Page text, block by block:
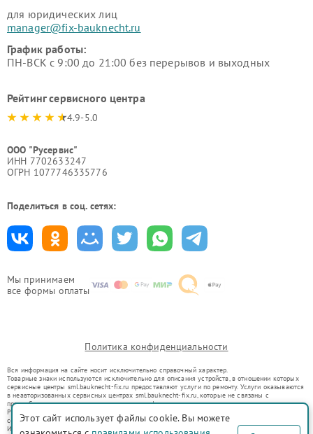
Мы принимаем
все формы оплаты
для юридических лиц
manager@fix-bauknecht.ru
График работы:
ПН-ВСК с 9:00 до 21:00 без перерывов и выходных
Рейтинг сервисного центра
4.9-5.0
ООО "Русервис"
ИНН 7702633247
ОГРН 1077746335776
Поделиться в соц. сетях:
Политика конфиденциальности
Вся информация на сайте носит исключительно справочный характер.
Товарные знаки используются исключительно для описания устройств, в отношении которых
сервисные центры sml.bauknecht-fix.ru предоставляют услуги по ремонту. Услуги оказываются
в неавторизованных сервисных центрах sml.bauknecht-fix.ru, которые не связаны с
правообладателями товарных знаков или их официальными представителями.
Ремонт осуществляется для устройств, уже введенных в гражданский оборот в соответствии
со статьей 1487 ГК РФ.
Использование товарных знаков не преследует цели индивидуализации услуг или введения
Этот сайт использует файлы cookie. Вы можете